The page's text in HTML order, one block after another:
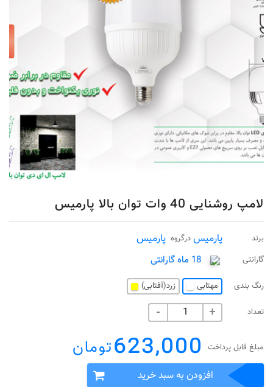
لامپ
سیم
و
برق
صنعتی
لامپ روشنایی 40 وات توان بالا پارمیس
برند پارمیس درگروه پارمیس
گارانتی 18 ماه گارانتی
رنگ بندی مهتابی زرد(آفتابی)
تعداد - +
مبلغ قابل پرداخت 623,000تومان
افزودن به سبد خرید